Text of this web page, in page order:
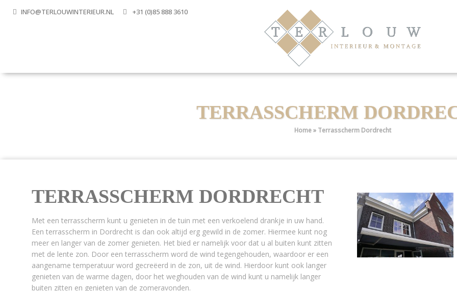
INFO@TERLOUWINTERIEUR.NL +31 (0)85 888 3610
TERRASSCHERM
Home» Terrasscherm Dordrecht
TERRASSCHERM DORDRECHT
Met een terrasscherm kunt u genieten in de tuin met een verkoelend drankje in uw hand.
Een terrasscherm in Dordrecht is dan ook altijd erg gewild in de zomer. Hiermee kunt nog
meer en langer van de zomer genieten. Het bied er namelijk voor dat u al buiten kunt zitten
met de lente zon. Door een terrasscherm word de wind tegengehouden, waardoor er een
aangename temperatuur word gecreëerd in de zon, uit de wind. Hierdoor kunt ook langer
genieten van de warme dagen, door het weghouden van de wind kunt u namelijk langer
buiten zitten en genieten van de zomeravonden.